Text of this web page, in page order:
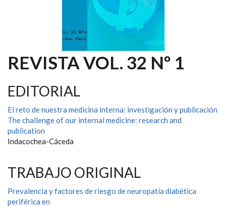
REVISTA VOL. 32 Nº 1
EDITORIAL
El reto de nuestra medicina interna: investigación y publicación
The challenge of our internal medicine: research and
publication
Indacochea-Cáceda
TRABAJO ORIGINAL
Prevalencia y factores de riesgo de neuropatía diabética
periférica en